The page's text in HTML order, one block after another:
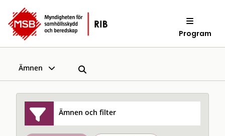
Program
Ämnen
Ämnen och filter